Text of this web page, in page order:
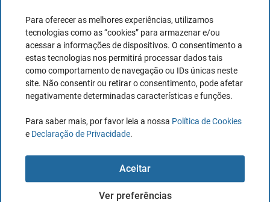
Para oferecer as melhores experiências, utilizamos
tecnologias como as “cookies” para armazenar e/ou
acessar a informações de dispositivos. O consentimento a
estas tecnologias nos permitirá processar dados tais
como comportamento de navegação ou IDs únicas neste
site. Não consentir ou retirar o consentimento, pode afetar
negativamente determinadas características e funções.
Para saber mais, por favor leia a nossa Política de Cookies
e Declaração de Privacidade
Aceitar
Ver preferências
ela, existe uma correlação significativa entre a capacidade
de uma empresa manter os seus dividendos ao longo do
tempo e o seu desempenho no mercado de ações.
Estratégia de comprar
Empresas: Procurava empresas com históricos de
25 anosde dividendos consistentes.
Comprava as ações quando osdividendosde uma
empresa estavam perto de
De forma mais precisa, adquiria ações quando o